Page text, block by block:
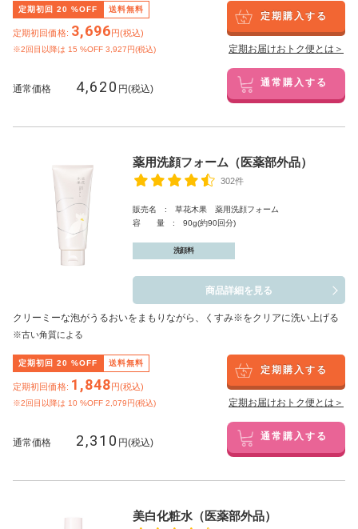
定期初回 20 %OFF 送料無料
定期初回価格: 3,696円(税込)
※2回目以降は 15 %OFF 3,927円(税込)
定期購入する
定期お届けおトク便とは＞
通常価格 4,620 円(税込) 通常購入する
薬用洗顔フォーム（医薬部外品）
302件
販売名 : 草花木果 薬用洗顔フォーム
容 量 : 90g(約90回分)
洗顔料
商品詳細を見る
クリーミーな泡がうるおいをまもりながら、くすみ※をクリアに洗い上げる
※古い角質による
定期初回 20 %OFF 送料無料
定期初回価格: 1,848円(税込)
※2回目以降は 10 %OFF 2,079円(税込)
定期購入する
定期お届けおトク便とは＞
通常価格 2,310 円(税込) 通常購入する
美白化粧水（医薬部外品）